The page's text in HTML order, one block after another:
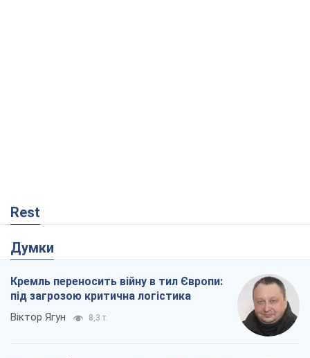
Rest
Думки
Кремль переносить війну в тил Європи:
під загрозою критична логістика
Віктор Ягун 8,3 т.